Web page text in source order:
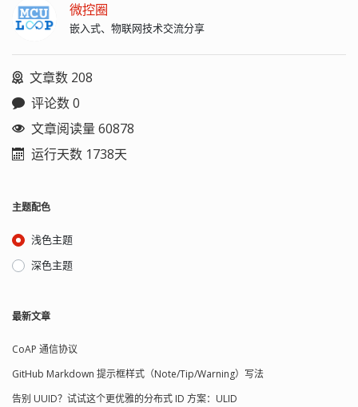
微控圈
嵌入式、物联网技术交流分享
文章数 208
评论数 0
文章阅读量 60878
运行天数 1738天
主题配色
浅色主题
深色主题
最新文章
CoAP 通信协议
GitHub Markdown 提示框样式（Note/Tip/Warning）写法
告别 UUID？试试这个更优雅的分布式 ID 方案：ULID